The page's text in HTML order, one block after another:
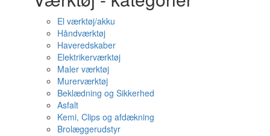
El værktøj/akku
Håndværktøj
Haveredskaber
Elektrikerværktøj
Maler værktøj
Murerværktøj
Beklædning og Sikkerhed
Asfalt
Kemi, Clips og afdækning
Brolæggerudstyr